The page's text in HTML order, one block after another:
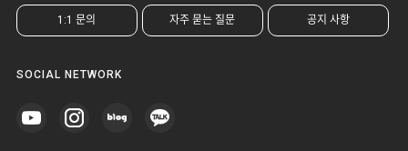
1:1 문의 자주 묻는 질문 공지 사항
SOCIAL NETWORK